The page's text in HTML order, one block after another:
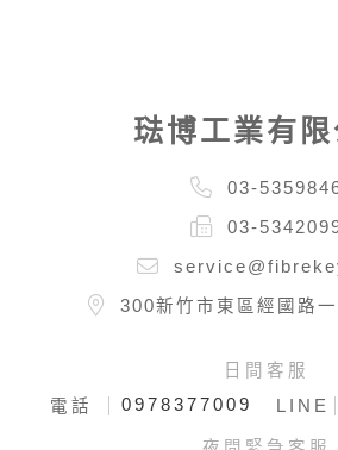
琺博工業有限
03-
03-
300新竹市東區經國路
日間客服
電話
0978377009 LINE